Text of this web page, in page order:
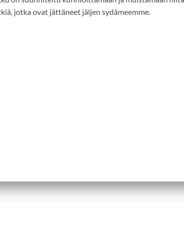
jotka ovat jättäneet jäljen sydämeemme.